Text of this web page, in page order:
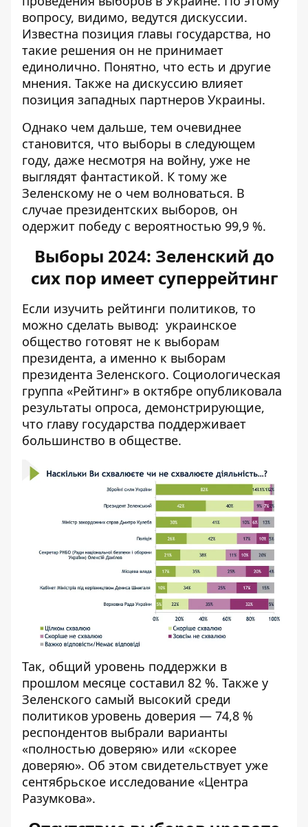
вопросу, видимо, ведутся дискуссии.
Известна позиция главы государства, но
такие решения он не принимает
единолично. Понятно, что есть и другие
мнения. Также на дискуссию влияет
позиция западных партнеров Украины.
Однако чем дальше, тем очевиднее
становится, что выборы в следующем
году, даже несмотря на войну, уже не
выглядят фантастикой. К тому же
Зеленскому не о чем волноваться. В
случае президентских выборов, он
одержит победу с вероятностью 99,9 %.
Выборы 2024: Зеленский до
сих пор имеет суперрейтинг
Если изучить рейтинги политиков, то
можно сделать вывод: украинское
общество готовят не к выборам
президента, а именно к выборам
президента Зеленского. Социологическая
группа «Рейтинг» в октябре опубликовала
результаты опроса, демонстрирующие,
что главу государства поддерживает
большинство в обществе.
Так, общий уровень поддержки в
прошлом месяце составил 82 %. Также у
Зеленского самый высокий среди
политиков уровень доверия — 74,8 %
респондентов выбрали варианты
«полностью доверяю» или «скорее
доверяю». Об этом свидетельствует уже
сентябрьское исследование «Центра
Разумкова».